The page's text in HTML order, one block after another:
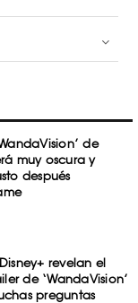
de
muy oscura y
después
revelan el
de ‘WandaVision’
preguntas